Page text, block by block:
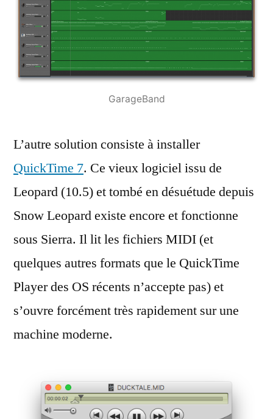
GarageBand
L’autre solution consiste à installer
QuickTime 7. Ce vieux logiciel issu de
Leopard (10.5) et tombé en désuétude depuis
Snow Leopard existe encore et fonctionne
sous Sierra. Il lit les fichiers MIDI (et
quelques autres formats que le QuickTime
Player des OS récents n’accepte pas) et
s’ouvre forcément très rapidement sur une
machine moderne.